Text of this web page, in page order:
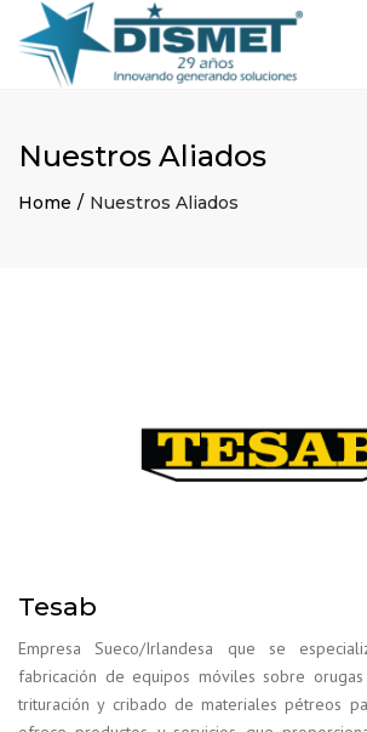
Nuestros Aliados
Home Nuestros Aliados
Tesab
Empresa Sueco/Irlandesa que se
fabricación de equipos móviles sobre
trituración y cribado de materiales pétreos